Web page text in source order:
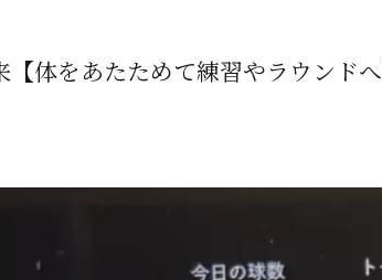
体をあたためて練習やラウンドへ